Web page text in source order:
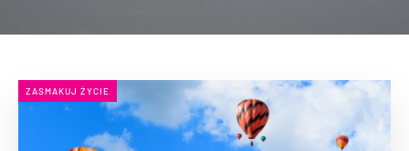
ZASMAKUJ ŻYCIE